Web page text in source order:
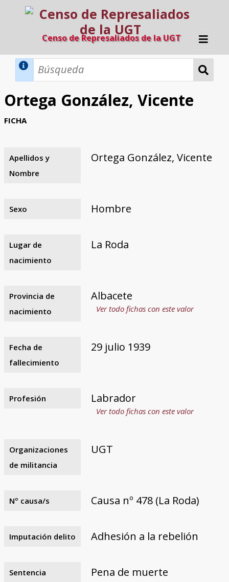
Censo de Represaliados de la UGT
Inicio
Búsqueda Dinámica
Búsqueda Avanzada
Filtros A-Z
Razones y objetivos
El equipo
Colaboradores
Fuentes documentales
Ortega González, Vicente
FICHA
Apellidos y
Nombre
Ortega González, Vicente
Sexo Hombre
Lugar de
nacimiento
La Roda
Provincia de
nacimiento
Albacete
Ver todo fichas con este valor
Fecha de
fallecimiento
29 julio 1939
Profesión Labrador
Ver todo fichas con este valor
Organizaciones
de militancia
UGT
Nº causa/s Causa nº 478 (La Roda)
Imputación delito Adhesión a la rebelión
Sentencia Pena de muerte